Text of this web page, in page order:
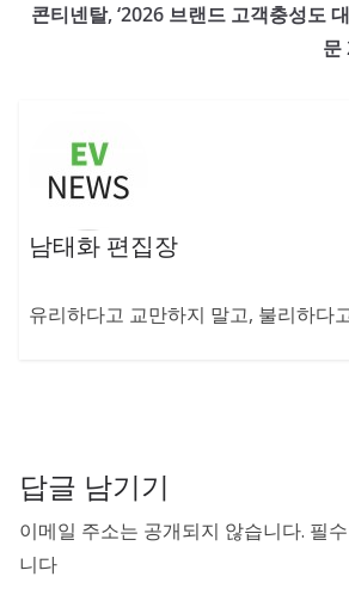
콘티넨탈, ‘2026 브랜드 고객충성도
문
남태화 편집장
유리하다고 교만하지 말고, 불리하다
답글 남기기
이메일 주소는 공개되지 않습니다. 필
니다